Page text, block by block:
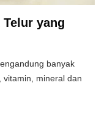
Telur yang
banyak
vitamin, mineral dan